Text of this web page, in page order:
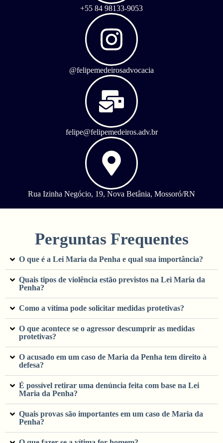
+55 84 98133-9053
@felipemedeirosadvocacia
felipe@felipemedeiros.adv.br
Rua Izinha Negócio, 19, Nova Betânia, Mossoró/RN
Perguntas Frequentes
O que é a Lei Maria da Penha e qual sua importância?
Quais tipos de violência estão previstos na Lei Maria da
Penha?
Como a vítima pode solicitar medidas protetivas?
O que acontece se o agressor descumprir as medidas
protetivas?
O acusado em um caso de Maria da Penha tem direito à
defesa?
É possível retirar uma denúncia feita com base na Lei
Maria da Penha?
Quais provas são importantes em um caso de Maria da
Penha?